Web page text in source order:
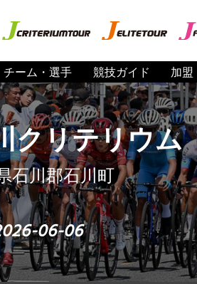
チーム・選手 競技ガイド 加盟
クリテリウム
石川郡石川町
06-06